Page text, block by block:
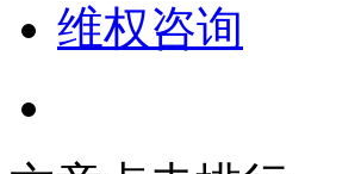
维权咨询